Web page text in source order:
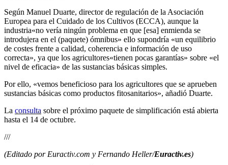
Según Manuel Duarte, director de regulación de la Asociación
Europea para el Cuidado de los Cultivos (ECCA), aunque la
industria«no vería ningún problema en que [esa] enmienda se
introdujera en el (paquete) ómnibus» ello supondría «un equilibrio
de costes frente a calidad, coherencia e información de uso
correcta», ya que los agricultores«tienen pocas garantías» sobre «el
nivel de eficacia» de las sustancias básicas simples.
Por ello, «vemos beneficioso para los agricultores que se aprueben
sustancias básicas como productos fitosanitarios», añadió Duarte.
La consulta sobre el próximo paquete de simplificación está abierta
hasta el 14 de octubre.
///
(Editado por Euractiv.com y Fernando Heller/Euractiv.es)